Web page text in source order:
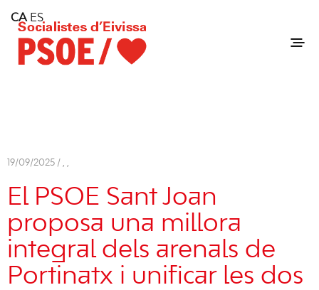
Consell Insular d'Eivissa
Services
Contact
19/09/2025 / , ,
El PSOE Sant Joan
proposa una millora
integral dels arenals de
Portinatx i unificar les dos
CA ES